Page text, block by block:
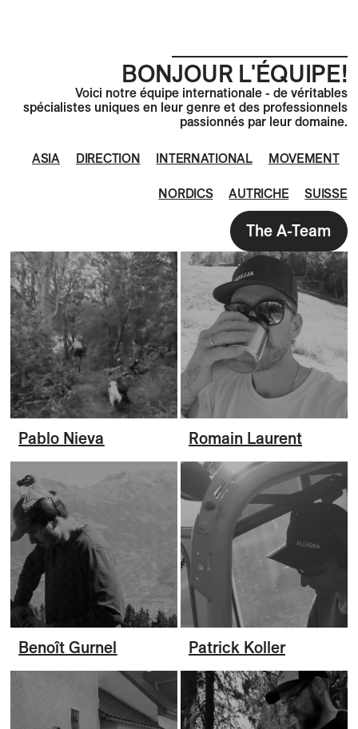
BONJOUR L'ÉQUIPE!
Voici notre équipe internationale - de véritables
spécialistes uniques en leur genre et des professionnels
passionnés par leur domaine.
ASIA DIRECTION INTERNATIONAL MOVEMENT
NORDICS AUTRICHE SUISSE
The A-Team
Pablo Nieva Romain Laurent
Benoît Gurnel Patrick Koller